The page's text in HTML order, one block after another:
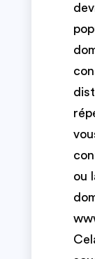
ou